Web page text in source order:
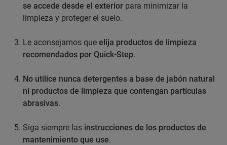
se accede desde el exterior para minimizar la
limpieza y proteger el suelo.
Le aconsejamos que elija productos de limpieza
recomendados por Quick-Step.
No utilice nunca detergentes a base de jabón natural
ni productos de limpieza que contengan partículas
abrasivas.
Siga siempre las instrucciones de los productos de
mantenimiento que use.